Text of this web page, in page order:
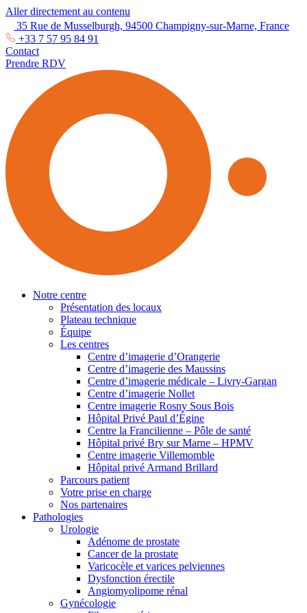
Aller directement au contenu
35 Rue de Musselburgh, 94500 Champigny-sur-Marne, France
+33 7 57 95 84 91
Contact
Prendre RDV
Notre centre
Présentation des locaux
Plateau technique
Équipe
Les centres
Centre d’imagerie d’Orangerie
Centre d’imagerie des Maussins
Centre d’imagerie médicale – Livry-Gargan
Centre d’imagerie Nollet
Centre imagerie Rosny Sous Bois
Hôpital Privé Paul d’Égine
Centre la Francilienne – Pôle de santé
Hôpital privé Bry sur Marne – HPMV
Centre imagerie Villemomble
Hôpital privé Armand Brillard
Parcours patient
Votre prise en charge
Nos partenaires
Pathologies
Urologie
Adénome de prostate
Cancer de la prostate
Varicocèle et varices pelviennes
Dysfonction érectile
Angiomyolipome rénal
Gynécologie